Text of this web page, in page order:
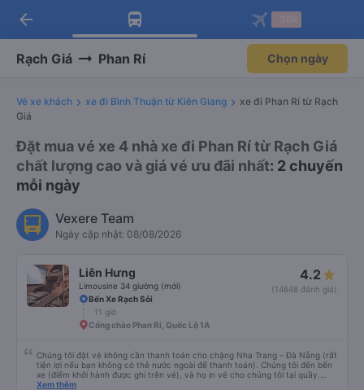
Tải app Vexere ngay!
Nhận ưu đãi thành viên độc
Mở app
Tải app Vexere
-30k/ghế khi đặt vé máy bay qua
Mở app
arrow_back
Rạch Giá Phan Rí Chọn ngày
Vé xe khách xe đi Bình Thuận từ Kiên Giang
xe đi Phan Rí từ Rạch
Giá
Đặt mua vé xe 4 nhà xe đi Phan Rí từ Rạch Giá
chất lượng cao và giá vé ưu đãi nhất: 2 chuyến
mỗi ngày
Vexere Team
Ngày cập nhật: 08/08/2026
Liên Hưng
Limousine 34 giường (mới)
4.2
(14648 đánh giá)
Bến Xe Rạch Sỏi
11 giờ
Cổng chào Phan Rí, Quốc Lộ 1A
Chúng tôi đặt vé không cần thanh toán cho chặng Nha Trang - Đà Nẵng (rất
tiện lợi nếu bạn không có thẻ nước ngoài để thanh toán). Chúng tôi đến bến
xe (điểm khởi hành được ghi trên vé), và họ in vé cho chúng tôi tại quầy.
Chúng tôi cũng quyết định mua vé chiều về trực tiếp tại quầy, vì giá vé trên
Xem thêm